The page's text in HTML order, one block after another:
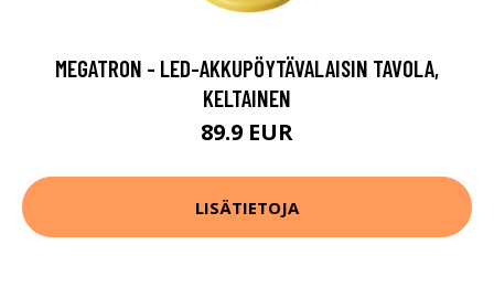
MEGATRON - LED-AKKUPÖYTÄVALAISIN TAVOLA,
KELTAINEN
89.9 EUR
LISÄTIETOJA